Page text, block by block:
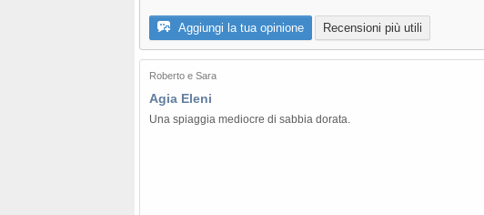
Aggiungi la tua opinione Recensioni più utili
Roberto e Sara
Agia Eleni
Una spiaggia mediocre di sabbia dorata.